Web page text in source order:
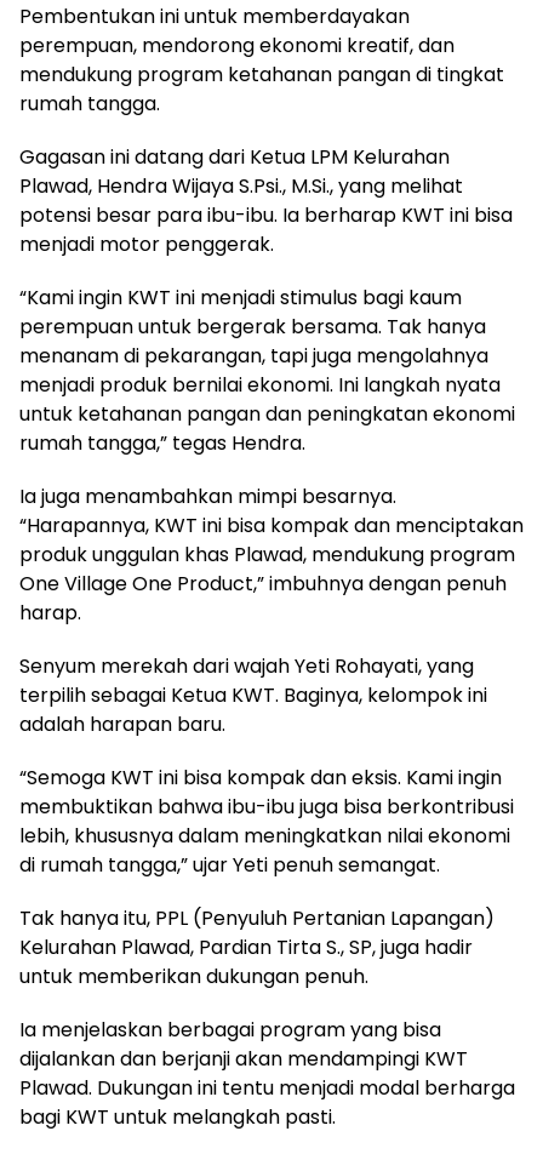
Pembentukan ini untuk memberdayakan
perempuan, mendorong ekonomi kreatif, dan
mendukung program ketahanan pangan di tingkat
rumah tangga.
Gagasan ini datang dari Ketua LPM Kelurahan
Plawad, Hendra Wijaya S.Psi., M.Si., yang melihat
potensi besar para ibu-ibu. Ia berharap KWT ini bisa
menjadi motor penggerak.
“Kami ingin KWT ini menjadi stimulus bagi kaum
perempuan untuk bergerak bersama. Tak hanya
menanam di pekarangan, tapi juga mengolahnya
menjadi produk bernilai ekonomi. Ini langkah nyata
untuk ketahanan pangan dan peningkatan ekonomi
rumah tangga,” tegas Hendra.
Ia juga menambahkan mimpi besarnya.
“Harapannya, KWT ini bisa kompak dan menciptakan
produk unggulan khas Plawad, mendukung program
One Village One Product,” imbuhnya dengan penuh
harap.
Senyum merekah dari wajah Yeti Rohayati, yang
terpilih sebagai Ketua KWT. Baginya, kelompok ini
adalah harapan baru.
“Semoga KWT ini bisa kompak dan eksis. Kami ingin
membuktikan bahwa ibu-ibu juga bisa berkontribusi
lebih, khususnya dalam meningkatkan nilai ekonomi
di rumah tangga,” ujar Yeti penuh semangat.
Tak hanya itu, PPL (Penyuluh Pertanian Lapangan)
Kelurahan Plawad, Pardian Tirta S., SP, juga hadir
untuk memberikan dukungan penuh.
Ia menjelaskan berbagai program yang bisa
dijalankan dan berjanji akan mendampingi KWT
Plawad. Dukungan ini tentu menjadi modal berharga
bagi KWT untuk melangkah pasti.